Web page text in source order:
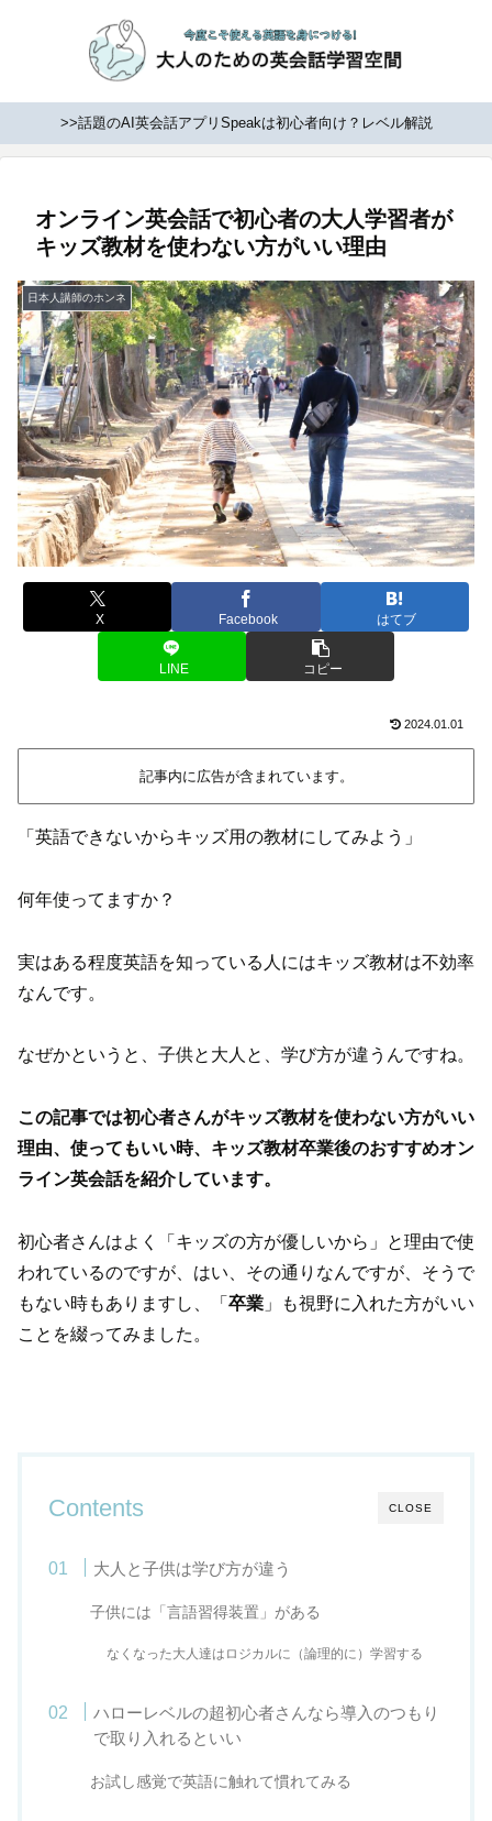
>>話題のAI英会話アプリSpeakは初心者向け？レベル解説
オンライン英会話で初心者の大人学習者が
キッズ教材を使わない方がいい理由
日本人講師のホンネ
X Facebook はてブ
LINE コピー
2024.01.01
記事内に広告が含まれています。
「英語できないからキッズ用の教材にしてみよう」
何年使ってますか？
実はある程度英語を知っている人にはキッズ教材は不効率
なんです。
なぜかというと、子供と大人と、学び方が違うんですね。
この記事では初心者さんがキッズ教材を使わない方がいい
理由、使ってもいい時、キッズ教材卒業後のおすすめオン
ライン英会話を紹介しています。
初心者さんはよく「キッズの方が優しいから」と理由で使
われているのですが、はい、その通りなんですが、そうで
もない時もありますし、「 卒業 」も視野に入れた方がいい
ことを綴ってみました。
CLOSE
Contents
大人と子供は学び方が違う
子供には「言語習得装置」がある
なくなった大人達はロジカルに（論理的に）学習する
ハローレベルの超初心者さんなら導入のつもり
で取り入れるといい
お試し感覚で英語に触れて慣れてみる